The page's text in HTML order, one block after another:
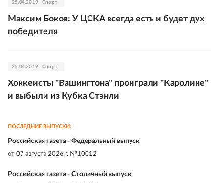
25.04.2019 Спорт
Максим Боков: У ЦСКА всегда есть и будет дух
победителя
25.04.2019 Спорт
Хоккеисты "Вашингтона" проиграли "Каролине"
и выбыли из Кубка Стэнли
ПОСЛЕДНИЕ ВЫПУСКИ:
Российская газета - Федеральный выпуск
от 07 августа 2026 г. №10012
Российская газета - Столичный выпуск